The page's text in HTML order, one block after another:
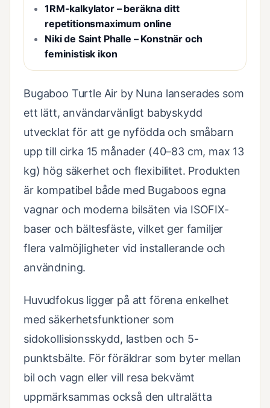
1RM-kalkylator – beräkna ditt
repetitionsmaximum online
Niki de Saint Phalle – Konstnär och
feministisk ikon
Bugaboo Turtle Air by Nuna lanserades som
ett lätt, användarvänligt babyskydd
utvecklat för att ge nyfödda och småbarn
upp till cirka 15 månader (40–83 cm, max 13
kg) hög säkerhet och flexibilitet. Produkten
är kompatibel både med Bugaboos egna
vagnar och moderna bilsäten via ISOFIX-
baser och bältesfäste, vilket ger familjer
flera valmöjligheter vid installerande och
användning.
Huvudfokus ligger på att förena enkelhet
med säkerhetsfunktioner som
sidokollisionsskydd, lastben och 5-
punktsbälte. För föräldrar som byter mellan
bil och vagn eller vill resa bekvämt
uppmärksammas också den ultralätta